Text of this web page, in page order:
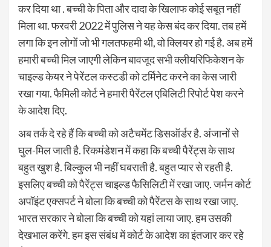
कर दिया था . बच्ची के पिता और दादा के खिलाफ कोई सबूत नहीं
मिला था. फरवरी 2022 में पुलिस ने यह केस बंद कर दिया. तब हमें
लगा कि इन लोगों जो भी गलतफहमी थी, वो क्लियर हो गई है. अब हमें
हमारी बच्ची मिल जाएगी लेकिन बावजूद सभी क्लीयरिफिकेशन के
चाइल्ड केयर ने पेरेंटल कस्टडी को टर्मिनेट करने का केस जारी
रखा गया. फैमिली कोर्ट ने हमारी पैरेंटल एबिलिटी रिपोर्ट पेश करने
के आदेश दिए.
अब तर्क दे रहे हैं कि बच्ची को अटैचमेंट डिसऑर्डर है. अंजानों से
घुल-मिल जाती है. रिकमंडेशन में कहा कि बच्ची पैरेंट्स के साथ
बहुत खुश है. बिल्कुल भी नहीं घबराती है. बहुत प्यार से रहती है.
इसलिए बच्ची को पैरेंट्स चाइल्ड फैसिलिटी में रखा जाए. जर्मन कोर्ट
अपॉइंट एक्सपर्ट ने बोला कि बच्ची को पैरेंटस के साथ रखा जाए.
भारत सरकार ने बोला कि बच्ची को यहां लाया जाए. हम उसकी
देखभाल करेंगे. हम इस संबंध में कोर्ट के आदेश का इंतजार कर रहे